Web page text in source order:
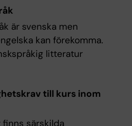
är svenska men
kan förekomma.
litteratur
till kurs inom
särskilda